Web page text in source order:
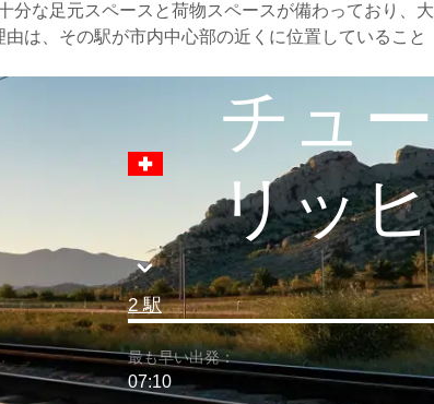
分な足元スペースと荷物スペースが備わっており、大
は、その駅が市内中心部の近くに位置していること
チュー
リッヒ
2 駅
最も早い出発：
07:10